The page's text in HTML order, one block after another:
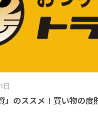
日
」のススメ！買い物の度